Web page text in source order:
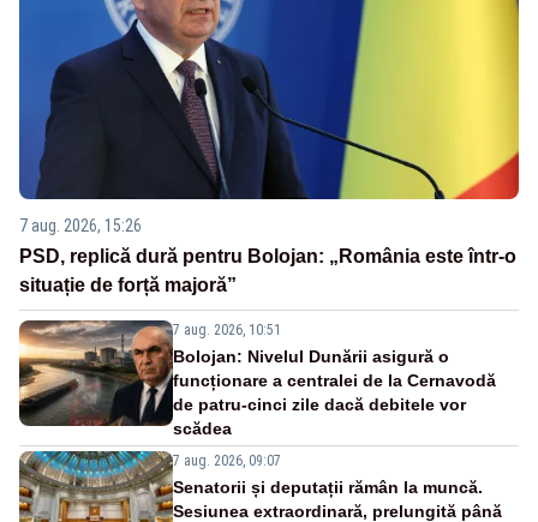
7 aug. 2026, 15:26
PSD, replică dură pentru Bolojan: „România este într-o
situație de forță majoră”
7 aug. 2026, 10:51
Bolojan: Nivelul Dunării asigură o
funcționare a centralei de la Cernavodă
de patru-cinci zile dacă debitele vor
scădea
7 aug. 2026, 09:07
Senatorii și deputații rămân la muncă.
Sesiunea extraordinară, prelungită până